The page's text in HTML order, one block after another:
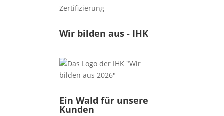
Wir bilden aus - IHK
Ein Wald für unsere
Kunden